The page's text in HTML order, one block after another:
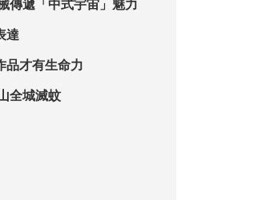
計「火」出圈 用機械傳遞「中式宇宙」魅力
達
品才有生命力
病例增至1199例 佛山全城滅蚊